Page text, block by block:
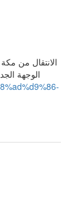
الانتقال من
الوجهة